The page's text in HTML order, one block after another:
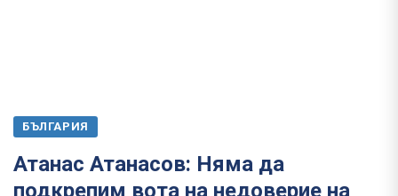
БЪЛГАРИЯ
Атанас Атанасов: Няма да
подкрепим вота на недоверие на